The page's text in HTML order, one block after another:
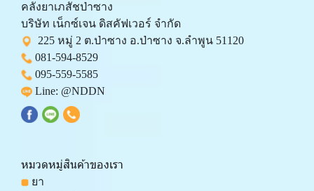
คลังยาเภสัชป่าซาง
บริษัท เน็กซ์เจน ดิสคัฟเวอร์ จำกัด
225 หมู่ 2 ต.ป่าซาง อ.ป่าซาง จ.ลำพูน 51120
081-594-8529
095-559-5585
Line: @NDDN
หมวดหมู่สินค้าของเรา
ยา